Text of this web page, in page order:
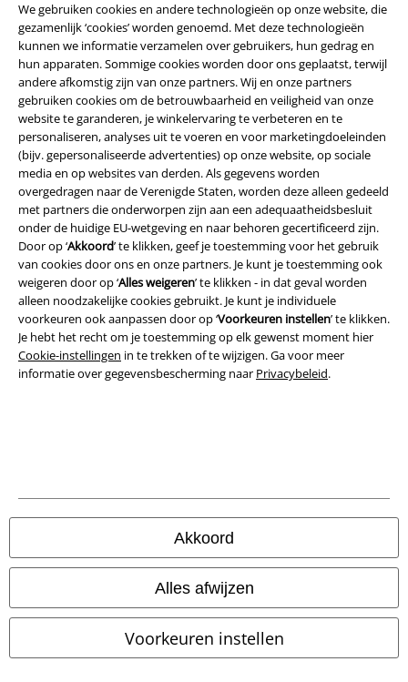
We gebruiken cookies en andere technologieën op onze website, die
gezamenlijk ‘cookies’ worden genoemd. Met deze technologieën
kunnen we informatie verzamelen over gebruikers, hun gedrag en
hun apparaten. Sommige cookies worden door ons geplaatst, terwijl
andere afkomstig zijn van onze partners. Wij en onze partners
gebruiken cookies om de betrouwbaarheid en veiligheid van onze
website te garanderen, je winkelervaring te verbeteren en te
personaliseren, analyses uit te voeren en voor marketingdoeleinden
(bijv. gepersonaliseerde advertenties) op onze website, op sociale
media en op websites van derden. Als gegevens worden
overgedragen naar de Verenigde Staten, worden deze alleen gedeeld
met partners die onderworpen zijn aan een adequaatheidsbesluit
onder de huidige EU-wetgeving en naar behoren gecertificeerd zijn.
Door op ‘Akkoord’ te klikken, geef je toestemming voor het gebruik
van cookies door ons en onze partners. Je kunt je toestemming ook
weigeren door op ‘Alles weigeren’ te klikken - in dat geval worden
alleen noodzakelijke cookies gebruikt. Je kunt je individuele
voorkeuren ook aanpassen door op ‘Voorkeuren instellen’ te klikken.
Je hebt het recht om je toestemming op elk gewenst moment hier
Cookie-instellingen in te trekken of te wijzigen. Ga voor meer
informatie over gegevensbescherming naar Privacybeleid.
Akkoord
Alles afwijzen
Voorkeuren instellen
Legal
Algemene Voorwaarden
Bedrijfsgegevens
Privacyverklaring
Verklaring van conformiteit
Informatie over toegankelijkheid
© 1986-2026 Large Popmerchandising BV
Onze online shops